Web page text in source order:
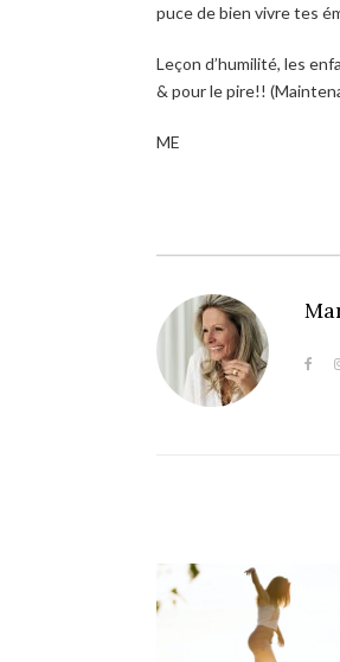
puce de bien vivre tes
Leçon d’humilité, les
& pour le pire!!
ME